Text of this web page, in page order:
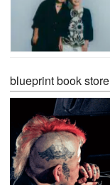
blueprint book store